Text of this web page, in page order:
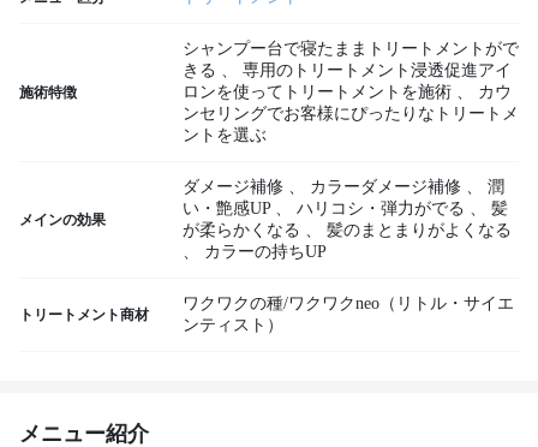
施術特徴
シャンプー台で寝たままトリートメントがで
きる 、
専用のトリートメント浸透促進アイ
ロンを使ってトリートメントを施術 、
カウ
ンセリングでお客様にぴったりなトリートメ
ントを選ぶ
メインの効果
ダメージ補修 、 カラーダメージ補修 、
潤
い・艶感UP 、 ハリコシ・弾力がでる 、
髪
が柔らかくなる 、
髪のまとまりがよくなる
、
カラーの持ちUP
トリートメント商材
ワクワクの種/ワクワクneo（リトル・サイエ
ンティスト）
メニュー紹介